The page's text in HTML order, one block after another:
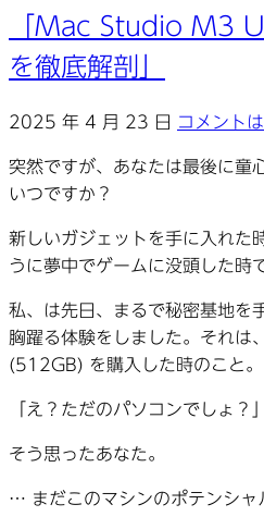
「Mac Studio M3
を徹底解剖」
2025 年 4 月 23 日 コメント
突然ですが、あなたは最後に童
いつですか？
新しいガジェットを手に入れた
うに夢中でゲームに没頭した時
私、は先日、まるで秘密基地を
胸躍る体験をしました。それ
(512GB) を購入した時のこと。
「え？ただのパソコンでしょ？」
そう思ったあなた。
… まだこのマシンのポテンシャ